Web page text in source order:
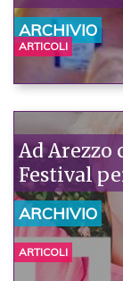
ARCHIVIO
ARTICOLI
Ad Arezzo
Festival
ARCHIVIO
ARTICOLI